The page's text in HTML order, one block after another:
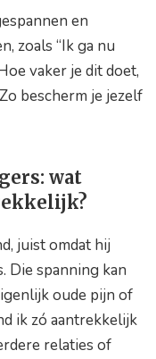
en
zoals “Ik ga nu
vaker je dit doet,
bescherm je jezelf
wat
juist omdat hij
Die spanning kan
oude pijn of
ik zó aantrekkelijk
relaties of